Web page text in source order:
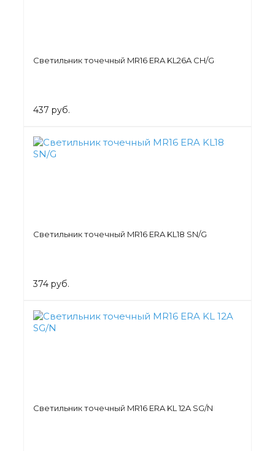
Светильник точечный MR16 ERA KL26A CH/G
437 руб.
Светильник точечный MR16 ERA KL18 SN/G
374 руб.
Светильник точечный MR16 ERA KL 12A SG/N